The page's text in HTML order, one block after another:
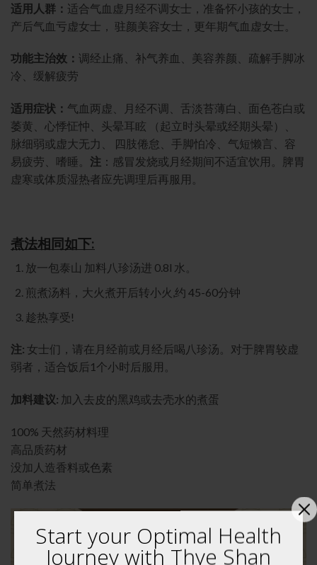
适用人群： 适合气血虚月经不调女士，准备怀小孩的女士，
产后气血亏虚女士， 驻颜美容女士，更年期气血虚女士。
功能主治效： 调经止痛、补气养血、美容养颜、疏解手脚冰
冷、缓解疲劳
适用症状： 气血两虚、月经不调、舌淡苔薄白、面色苍白或
萎黄、心悸怔忡、头晕耳眩 （起立时头晕或经期头晕）、
脉细弱或虚大无力、 四肢倦怠、手脚怕冷、气短懒言、容
易疲劳、嗜睡。 注 ：感冒发烧或月经期间不适宜饮用。脾胃
虚寒或体质湿热者应先调理后再服用。
煮法相同如下:
放一包泰山 加料八珍汤进 0.8l 水。
煎煮汤料，大火煮开后转小火,约 45-60分钟
趁热享受!
注: 女士们，请在月经前或月经后喝八珍汤。对于脾胃较虚
弱者，适合饭后1个小时后服用。
加料建议: 加入去皮的黑鸡或去壳水的煮蛋
100% 天然药材料理
高品质药材
没加人造香料或色素
简单煮法
Start your Optimal Health
Journey with Thye Shan